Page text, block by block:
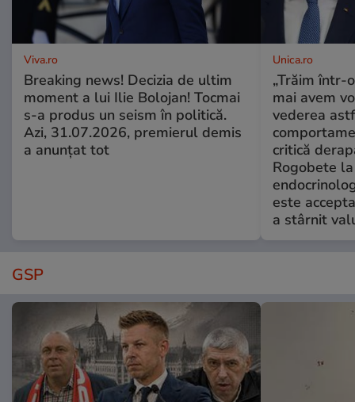
Viva.ro
Breaking news! Decizia de ultim
moment a lui Ilie Bolojan! Tocmai
s-a produs un seism în politică.
Azi, 31.07.2026, premierul demis
a anunțat tot
Unica.ro
„Trăim într-
mai avem
vederea
critică
Rogobete
este
a stârnit
GSP